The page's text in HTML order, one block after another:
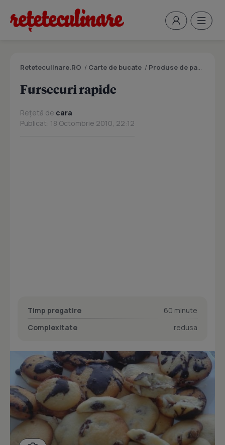
Reteteculinare.RO / Carte de bucate / Produse de panificatie si patiserie
Fursecuri rapide
Rețetă de cara
Publicat: 18 Octombrie 2010, 22:12
Timp pregatire
60 minute
Complexitate
redusa